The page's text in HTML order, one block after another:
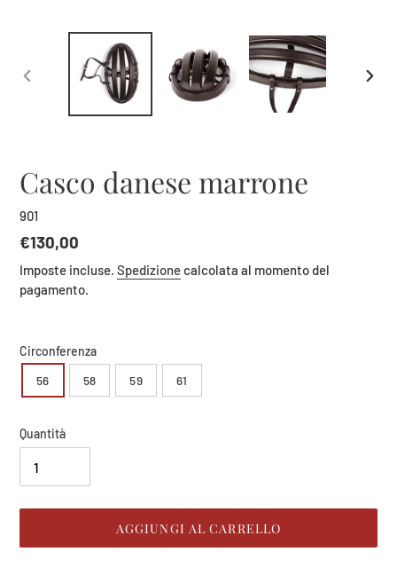
PRECEDENTE
Casco danese marrone
901
Prezzo
di
listino
€130,00
Imposte incluse. Spedizionecalcolata al momento del
pagamento.
Circonferenza
56
58 59 61
Quantità
AGGIUNGI AL CARRELLO